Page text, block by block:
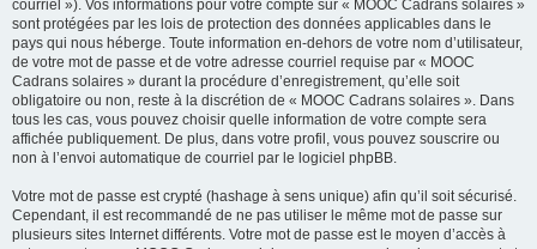
courriel »). Vos informations pour votre compte sur « MOOC Cadrans solaires »
sont protégées par les lois de protection des données applicables dans le
pays qui nous héberge. Toute information en-dehors de votre nom d’utilisateur,
de votre mot de passe et de votre adresse courriel requise par « MOOC
Cadrans solaires » durant la procédure d’enregistrement, qu’elle soit
obligatoire ou non, reste à la discrétion de « MOOC Cadrans solaires ». Dans
tous les cas, vous pouvez choisir quelle information de votre compte sera
affichée publiquement. De plus, dans votre profil, vous pouvez souscrire ou
non à l’envoi automatique de courriel par le logiciel phpBB.
Votre mot de passe est crypté (hashage à sens unique) afin qu’il soit sécurisé.
Cependant, il est recommandé de ne pas utiliser le même mot de passe sur
plusieurs sites Internet différents. Votre mot de passe est le moyen d’accès à